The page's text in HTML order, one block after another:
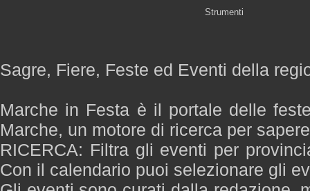
Strumenti
Sagre, Fiere, Feste ed Eventi della
Marche in Festa è il portale delle
Marche, un motore di ricerca per
RICERCA: Filtra gli eventi per
Con il calendario puoi selezionare gli